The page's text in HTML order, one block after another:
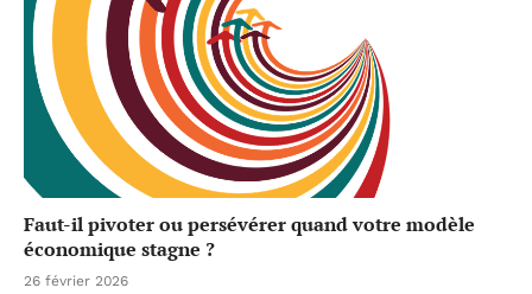
Faut-il pivoter ou persévérer quand votre modèle
économique stagne ?
26 février 2026